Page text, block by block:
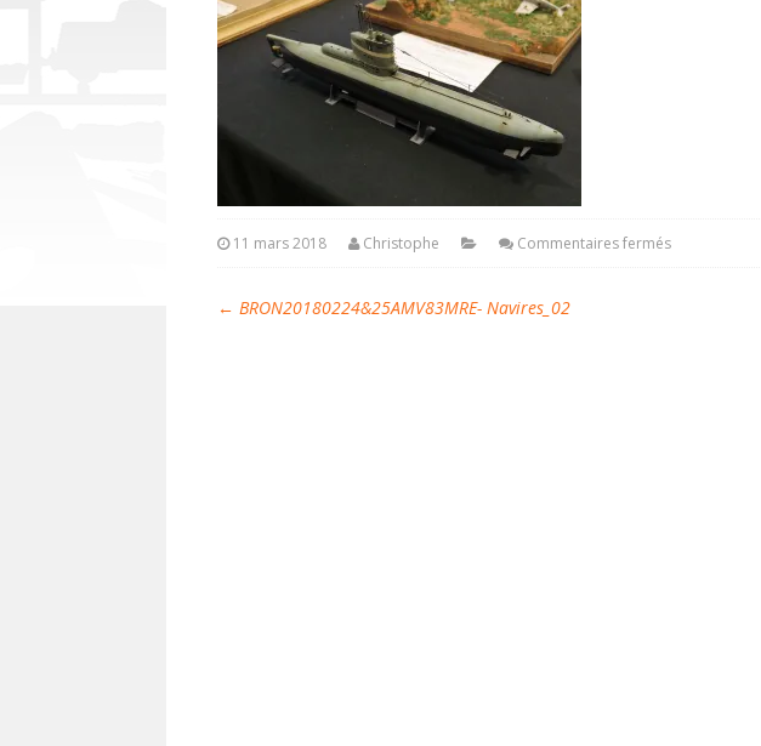
11 mars 2018 Christophe Commentaires fermés
← BRON20180224&25AMV83MRE- Navires_02